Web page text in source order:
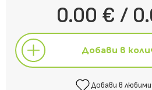
0.00 € /
Добави в
Добави в любими